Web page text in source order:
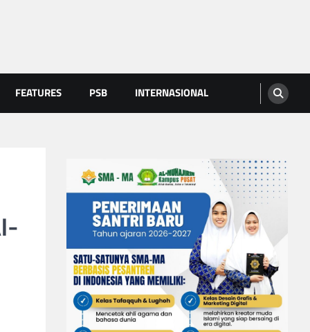
FEATURES PSB INTERNASIONAL